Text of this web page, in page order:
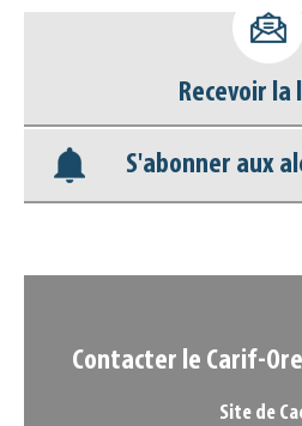
déconnecter)
Base
Nos veilles
Recevoir
S'abonner aux
Contacter le Carif-
Site de